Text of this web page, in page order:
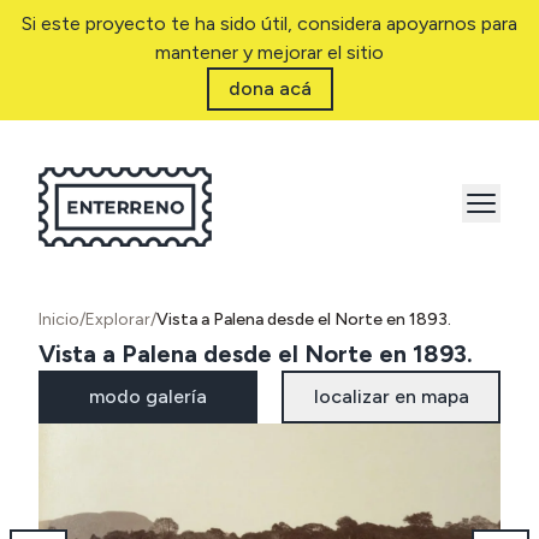
Si este proyecto te ha sido útil, considera apoyarnos para
mantener y mejorar el sitio
dona acá
Inicio/Explorar/Vista a Palena desde el Norte en 1893.
Vista a Palena desde el Norte en 1893.
modo galería localizar en mapa